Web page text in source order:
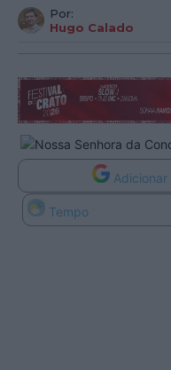
Por:
Hugo Calado
Tempo